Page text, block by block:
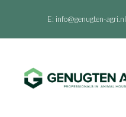
E: info@genugten-agri.nl